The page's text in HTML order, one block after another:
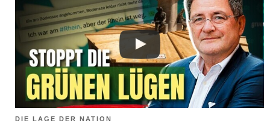
DIE LAGE DER NATION